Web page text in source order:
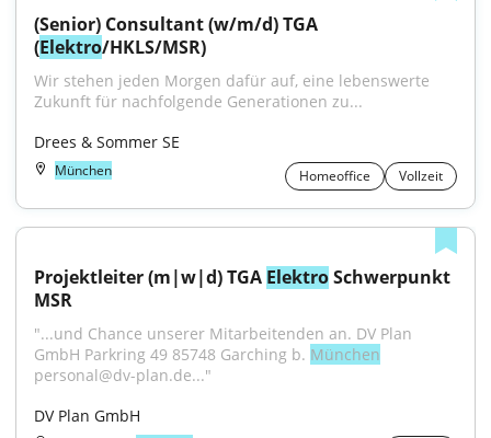
(Senior) Consultant (w/m/d) TGA
(Elektro/HKLS/MSR)
Wir stehen jeden Morgen dafür auf, eine lebenswerte
Zukunft für nachfolgende Generationen zu...
Drees & Sommer SE
München Homeoffice Vollzeit
Projektleiter (m|w|d) TGA Elektro Schwerpunkt
MSR
"...und Chance unserer Mitarbeitenden an. DV Plan
GmbH Parkring 49 85748 Garching b. München
personal@dv-plan.de..."
DV Plan GmbH